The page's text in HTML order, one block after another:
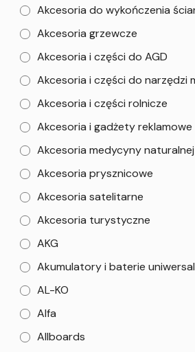
Akcesoria do wykończenia
Akcesoria grzewcze
Akcesoria i części do AGD
Akcesoria i części do narzędzi
Akcesoria i części rolnicze
Akcesoria i gadżety reklamowe
Akcesoria medycyny naturalnej
Akcesoria prysznicowe
Akcesoria satelitarne
Akcesoria turystyczne
AKG
Akumulatory i baterie
AL-KO
Alfa
Allboards